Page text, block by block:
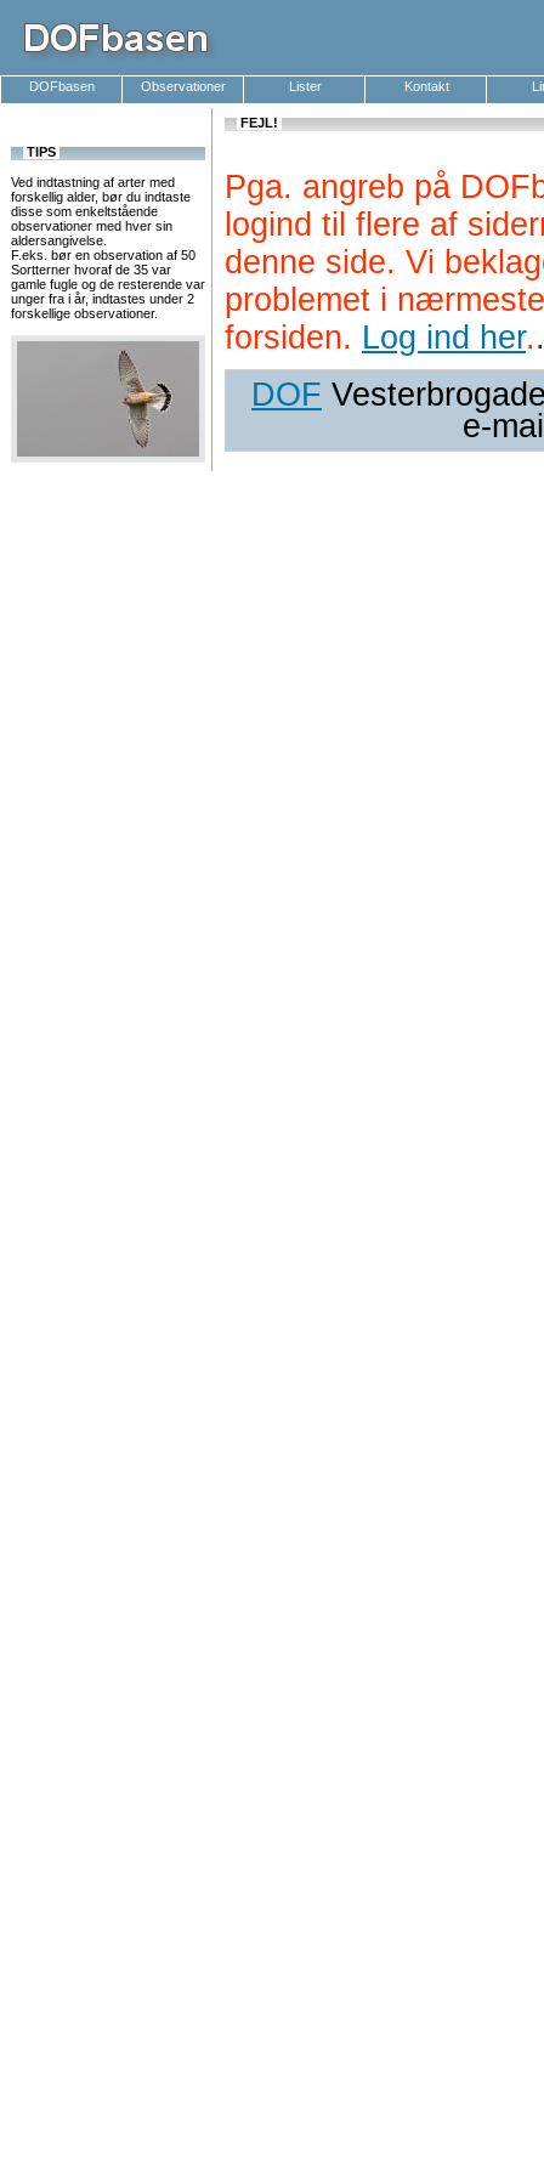
DOFbasen Observationer Lister Kontakt
TIPS
Ved indtastning af arter med
forskellig alder, bør du indtaste
disse som enkeltstående
observationer med hver sin
aldersangivelse.
F.eks. bør en observation af 50
Sortterner hvoraf de 35 var
gamle fugle og de resterende var
unger fra i år, indtastes under 2
forskellige observationer.
FEJL!
Pga. angreb på
logind til flere af
denne side. Vi
problemet i
forsiden. Log ind her..
DOF
e-